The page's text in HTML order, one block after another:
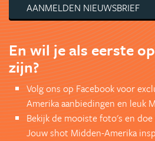
AANMELDEN NIEUWSBRIEF
En wil je als eerste
zijn?
Volg ons op Facebook voor
Amerika aanbiedingen en leuk
Bekijk de mooiste foto's en
Jouw shot Midden-Amerika